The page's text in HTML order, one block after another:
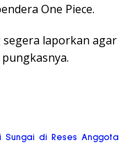
One Piece.
segera laporkan agar
Sungai di Reses Anggota